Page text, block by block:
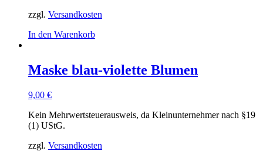
zzgl. Versandkosten
In den Warenkorb
Maske blau-violette Blumen
9,00 €
Kein Mehrwertsteuerausweis, da Kleinunternehmer nach §19
(1) UStG.
zzgl. Versandkosten